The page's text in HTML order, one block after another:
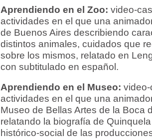
Aprendiendo en el Zoo: video-
actividades en el que una
de Buenos Aires describiendo
distintos animales, cuidados que
sobre los mismos, relatado en
con subtitulado en español.
Aprendiendo en el Museo:
actividades en el que una
Museo de Bellas Artes de la Boca
relatando la biografía de
histórico-social de las